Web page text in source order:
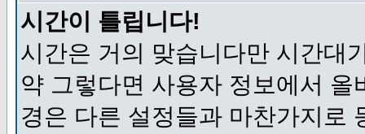
시간이 틀립니다!
시간은 거의 맞습니다만 시간대
약 그렇다면 사용자 정보에서
경은 다른 설정들과 마찬가지로